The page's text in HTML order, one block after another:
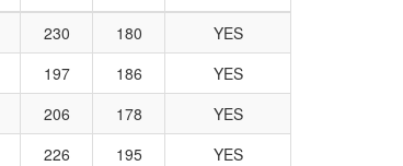
230 180
YES
197 186
YES
206 178
YES
226 195
YES